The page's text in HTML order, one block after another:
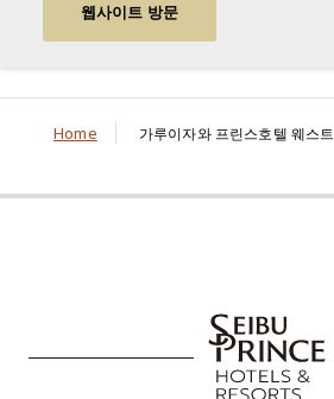
웹사이트 방문
Home 가루이자와 프린스호텔 웨스트